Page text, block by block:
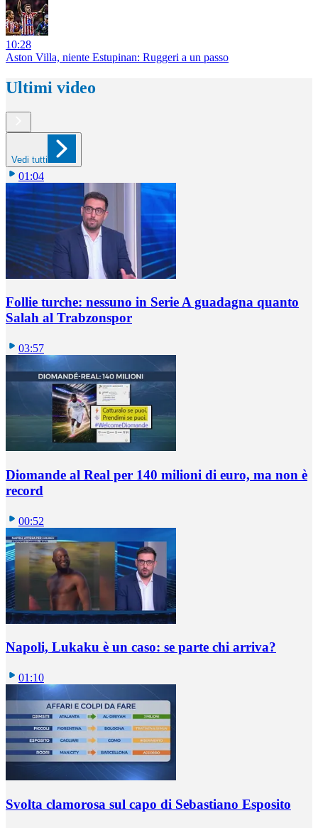
10:28
Aston Villa, niente Estupinan: Ruggeri a un passo
Ultimi video
Vedi tutti
01:04
Follie turche: nessuno in Serie A guadagna quanto
Salah al Trabzonspor
03:57
Diomande al Real per 140 milioni di euro, ma non è
record
00:52
Napoli, Lukaku è un caso: se parte chi arriva?
01:10
Svolta clamorosa sul capo di Sebastiano Esposito